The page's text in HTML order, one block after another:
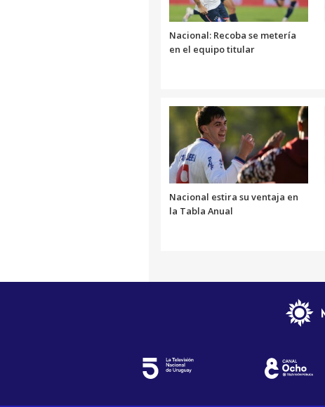
Nacional: Recoba se metería
en el equipo titular
Nacional estira su ventaja en
la Tabla Anual